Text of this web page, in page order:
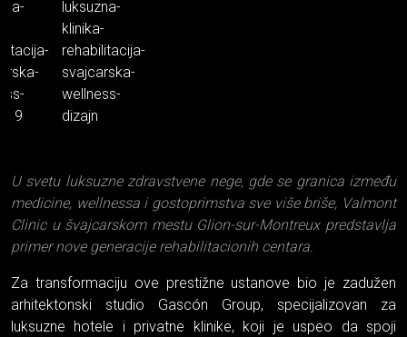
U svetu luksuzne zdravstvene nege, gde se granica između
medicine, wellnessa i gostoprimstva sve više briše, Valmont
Clinic u švajcarskom mestu Glion-sur-Montreux predstavlja
primer nove generacije rehabilitacionih centara.
Za transformaciju ove prestižne ustanove bio je zadužen
arhitektonski studio Gascón Group, specijalizovan za
luksuzne hotele i privatne klinike, koji je uspeo da spoji